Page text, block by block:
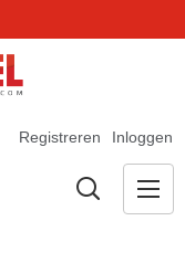
Registreren Inloggen